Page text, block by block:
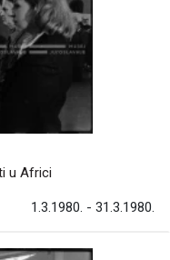
u Africi
1.3.1980. - 31.3.1980.